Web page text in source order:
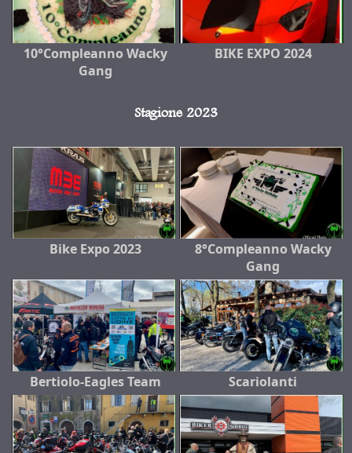
10°Compleanno Wacky
Gang
BIKE EXPO 2024
Stagione 2023
Bike Expo 2023
8°Compleanno Wacky
Gang
Bertiolo-Eagles Team Scariolanti